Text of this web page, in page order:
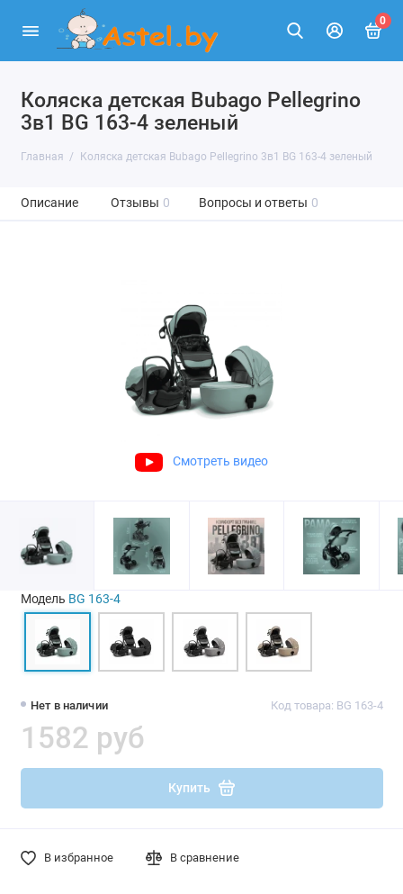
0
Коляска детская Bubago Pellegrino
3в1 BG 163-4 зеленый
Главная Коляска детская Bubago Pellegrino 3в1 BG 163-4 зеленый
Описание Отзывы 0 Вопросы и ответы 0
Смотреть видео
Нет в наличии Код товара: BG 163-4
1582 руб
Купить
В избранное В сравнение
Модель BG 163-4